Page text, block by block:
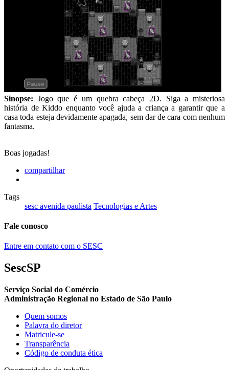
Sinopse: Jogo que é um quebra cabeça 2D. Siga a misteriosa
história de Kiddo enquanto você ajuda a criança a garantir que a
casa toda esteja devidamente apagada, sem dar de cara com nenhum
fantasma.
Boas jogadas!
compartilhar
Tags
sesc avenida paulista Tecnologias e Artes
Fale conosco
Entre em contato com o SESC
SescSP
Serviço Social do Comércio
Administração Regional no Estado de São Paulo
Quem somos
Palavra do diretor
Matricule-se
Transparência
Código de conduta ética